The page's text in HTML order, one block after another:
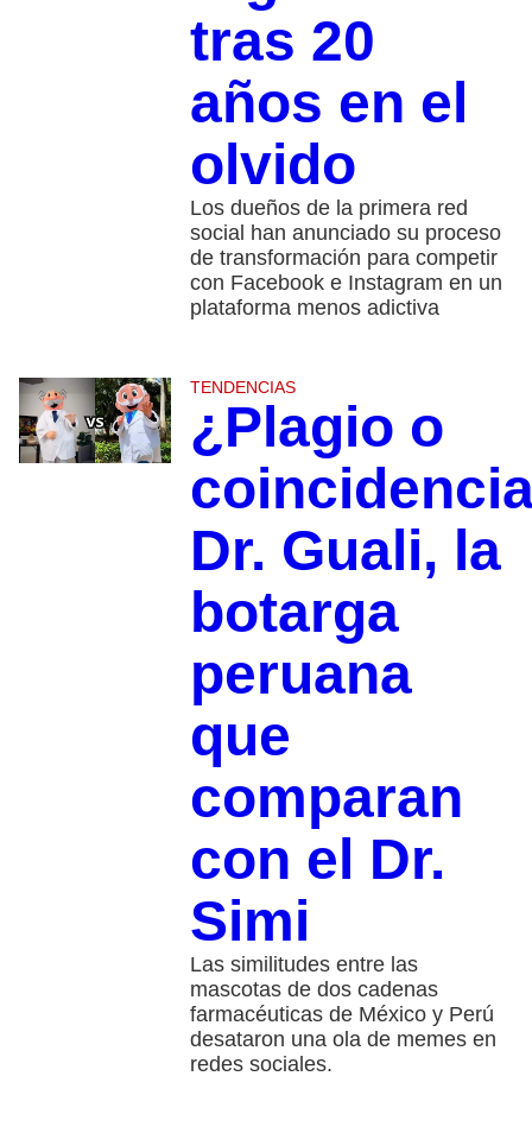
tras 20
años en el
olvido
Los dueños de la primera red
social han anunciado su proceso
de transformación para competir
con Facebook e Instagram en un
plataforma menos adictiva
TENDENCIAS
¿Plagio o
Dr. Guali, la
botarga
peruana
que
comparan
con el Dr.
Simi
Las similitudes entre las
mascotas de dos cadenas
farmacéuticas de México y Perú
desataron una ola de memes en
redes sociales.